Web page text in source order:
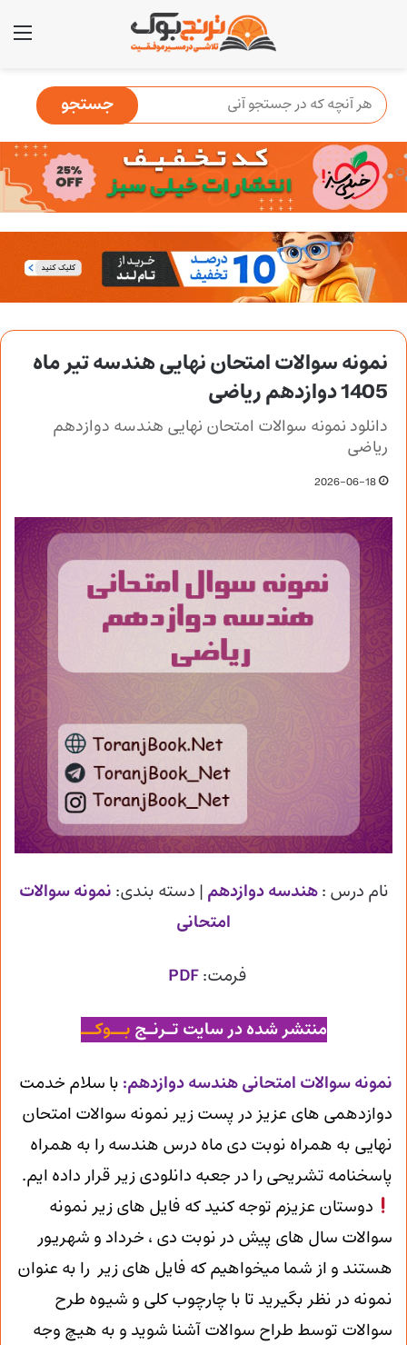
نمونه سوالات امتحان نهایی هندسه تیر ماه
1405 دوازدهم ریاضی
دانلود نمونه سوالات امتحان نهایی هندسه دوازدهم
ریاضی
2026-06-18
نام درس :هندسه دوازدهم | دسته بندی: نمونه سوالات
امتحانی
فرمت:PDF
منتشر شده در سایت تـرنـج بــوکــ
نمونه سوالات امتحانی هندسه دوازدهم: با سلام خدمت
دوازدهمی های عزیز در پست زیر نمونه سوالات امتحان
نهایی به همراه نوبت دی ماه درس هندسه را به همراه
پاسخنامه تشریحی را در جعبه دانلودی زیر قرار داده ایم.
دوستان عزیزم توجه کنید که فایل های زیر نمونه
سوالات سال های پیش در نوبت دی ، خرداد و شهریور
هستند و از شما میخواهیم که فایل های زیر را به عنوان
نمونه در نظر بگیرید تا با چارچوب کلی و شیوه طرح
سوالات توسط طراح سوالات آشنا شوید و به هیچ وجه